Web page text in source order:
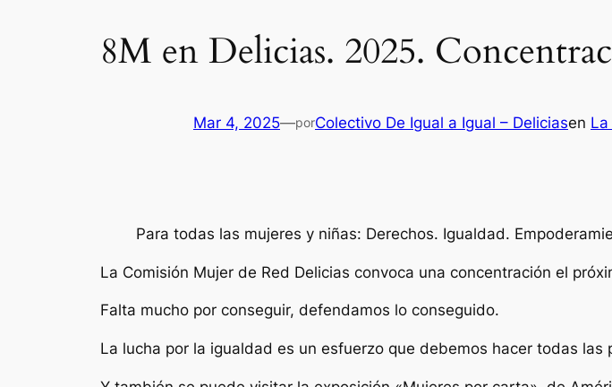
8M en Delicias. 2025.
Mar 4, 2025—porColectivo De Igual a Igual – Deliciasen
Para todas las mujeres y niñas: Derechos. Igualdad.
La Comisión Mujer de Red Delicias convoca una concentración el
Falta mucho por conseguir, defendamos lo conseguido.
La lucha por la igualdad es un esfuerzo que debemos hacer todas las